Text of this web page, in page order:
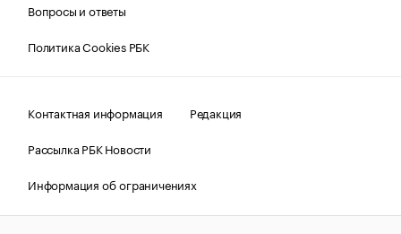
Вопросы и ответы
Политика Cookies РБК
Контактная информация
Редакция
Рассылка РБК Новости
Информация об ограничениях
Правовая информация
О соблюдении авторских прав